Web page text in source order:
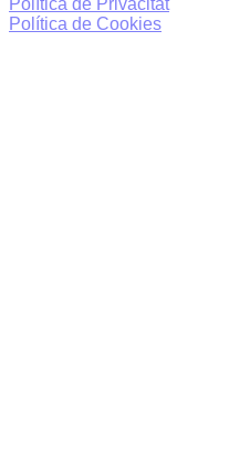
Política de Privacitat
Política de Cookies